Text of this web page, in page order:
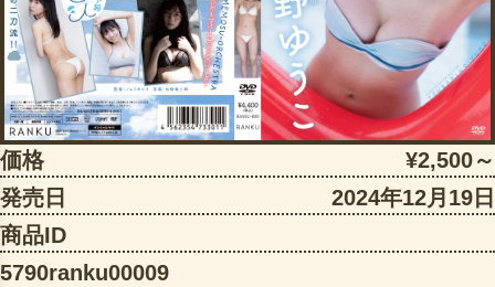
価格
¥2,500～
発売日
2024年12月19日
商品ID
5790ranku00009